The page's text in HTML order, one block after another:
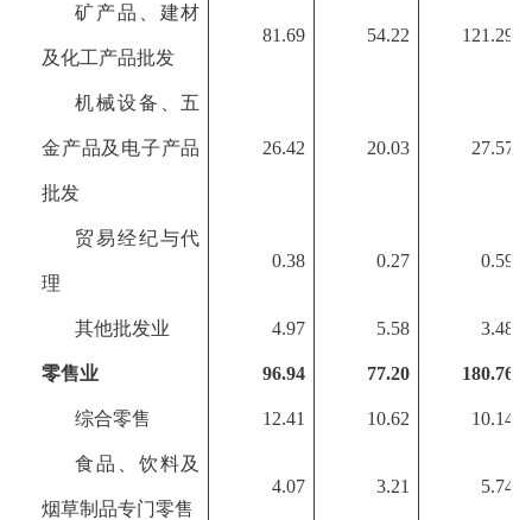
矿产品、建材
及化工产品批发
81.69 54.22 121.29
机械设备、五
金产品及电子产品
批发
26.42 20.03 27.57
贸易经纪与代
理
0.38 0.27 0.59
其他批发业 4.97 5.58 3.48
零售业 96.94 77.20 180.76
综合零售 12.41 10.62 10.14
食品、饮料及
烟草制品专门零售
4.07 3.21 5.74